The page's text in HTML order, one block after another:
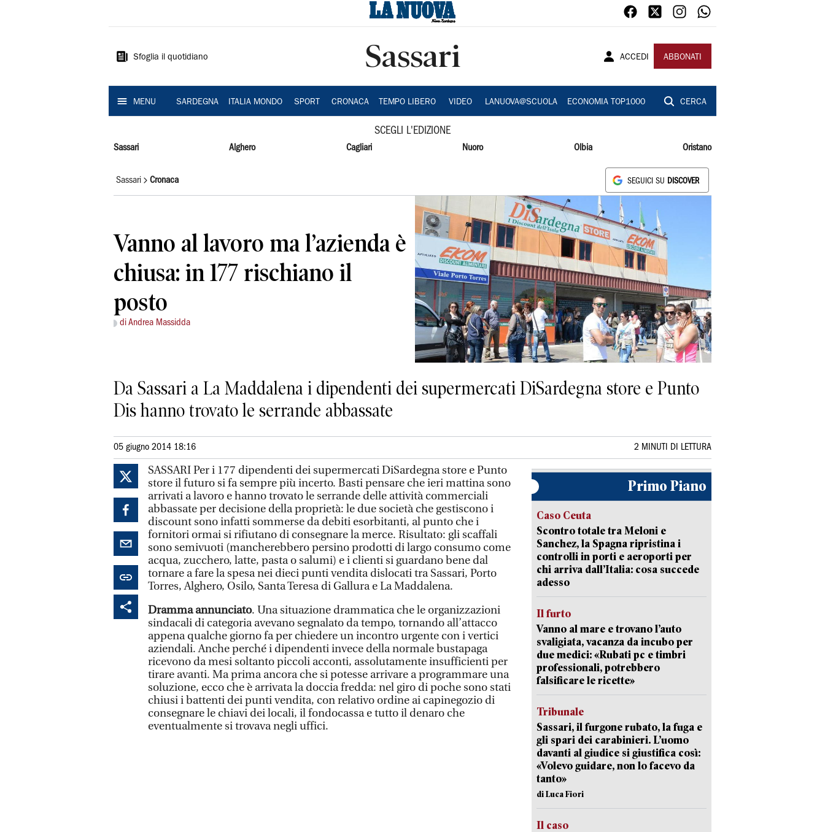
Sardegna
Sfoglia il quotidiano Sassari ACCEDI ABBONATI
MENU SARDEGNA ITALIA MONDO SPORT CRONACA TEMPO LIBERO VIDEO LANUOVA@SCUOLA ECONOMIA TOP1000 CERCA
SCEGLI L'EDIZIONE
Sassari Alghero Cagliari Nuoro Olbia Oristano
Sassari Cronaca SEGUICI SU DISCOVER
Vanno al lavoro ma l’azienda è
chiusa: in 177 rischiano il
posto
di Andrea Massidda
Da Sassari a La Maddalena i dipendenti dei supermercati DiSardegna store e Punto
Dis hanno trovato le serrande abbassate
05 giugno 2014 18:16 2 MINUTI DI LETTURA
SASSARI Per i 177 dipendenti dei supermercati DiSardegna store e Punto
store il futuro si fa sempre più incerto. Basti pensare che ieri mattina sono
arrivati a lavoro e hanno trovato le serrande delle attività commerciali
abbassate per decisione della proprietà: le due società che gestiscono i
discount sono infatti sommerse da debiti esorbitanti, al punto che i
fornitori ormai si rifiutano di consegnare la merce. Risultato: gli scaffali
sono semivuoti (mancherebbero persino prodotti di largo consumo come
acqua, zucchero, latte, pasta o salumi) e i clienti si guardano bene dal
tornare a fare la spesa nei dieci punti vendita dislocati tra Sassari, Porto
Torres, Alghero, Osilo, Santa Teresa di Gallura e La Maddalena.
Dramma annunciato. Una situazione drammatica che le organizzazioni
sindacali di categoria avevano segnalato da tempo, tornando all’attacco
appena qualche giorno fa per chiedere un incontro urgente con i vertici
aziendali. Anche perché i dipendenti invece della normale bustapaga
ricevono da mesi soltanto piccoli acconti, assolutamente insufficienti per
tirare avanti. Ma prima ancora che si potesse arrivare a programmare una
soluzione, ecco che è arrivata la doccia fredda: nel giro di poche sono stati
chiusi i battenti dei punti vendita, con relativo ordine ai capinegozio di
consegnare le chiavi dei locali, il fondocassa e tutto il denaro che
eventualmente si trovava negli uffici.
Primo Piano
Caso Ceuta
Scontro totale tra Meloni e
Sanchez, la Spagna ripristina i
controlli in porti e aeroporti per
chi arriva dall’Italia: cosa succede
adesso
Il furto
Vanno al mare e trovano l’auto
svaligiata, vacanza da incubo per
due medici: «Rubati pc e timbri
professionali, potrebbero
falsificare le ricette»
Tribunale
Sassari, il furgone rubato, la fuga e
gli spari dei carabinieri. L’uomo
davanti al giudice si giustifica così:
«Volevo guidare, non lo facevo da
tanto»
di Luca Fiori
Il caso